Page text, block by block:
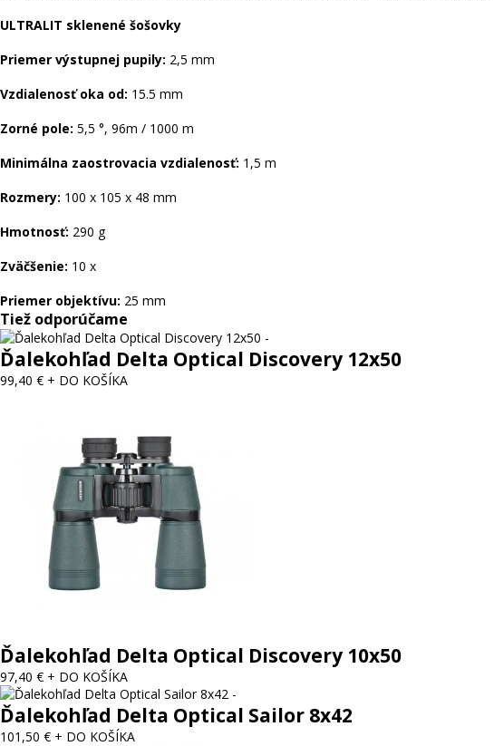
ULTRALIT sklenené šošovky
Priemer výstupnej pupily: 2,5 mm
Vzdialenosť oka od: 15.5 mm
Zorné pole: 5,5 °, 96m / 1000 m
Minimálna zaostrovacia vzdialenosť: 1,5 m
Rozmery: 100 x 105 x 48 mm
Hmotnosť: 290 g
Zväčšenie: 10 x
Priemer objektívu: 25 mm
Tiež odporúčame
Ďalekohľad Delta Optical Discovery 12x50
99,40 € + DO KOŠÍKA
Ďalekohľad Delta Optical Discovery 10x50
97,40 € + DO KOŠÍKA
Ďalekohľad Delta Optical Sailor 8x42
101,50 € + DO KOŠÍKA